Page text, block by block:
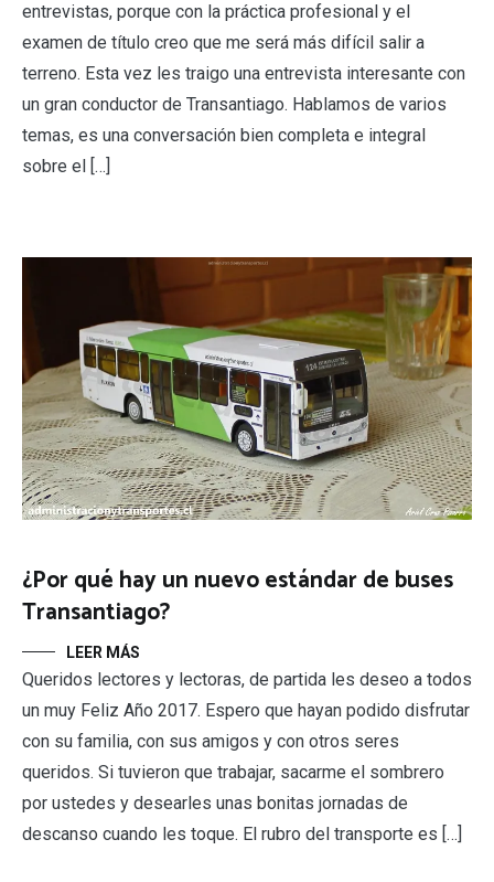
entrevistas, porque con la práctica profesional y el
examen de título creo que me será más difícil salir a
terreno. Esta vez les traigo una entrevista interesante con
un gran conductor de Transantiago. Hablamos de varios
temas, es una conversación bien completa e integral
sobre el […]
¿Por qué hay un nuevo estándar de buses
Transantiago?
LEER MÁS
Queridos lectores y lectoras, de partida les deseo a todos
un muy Feliz Año 2017. Espero que hayan podido disfrutar
con su familia, con sus amigos y con otros seres
queridos. Si tuvieron que trabajar, sacarme el sombrero
por ustedes y desearles unas bonitas jornadas de
descanso cuando les toque. El rubro del transporte es […]